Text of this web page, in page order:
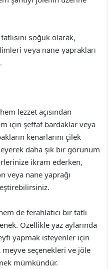
soğuk olarak,
veya nane yaprakları
lezzet açısından
için şeffaf bardaklar veya
kenarlarını çilek
daha şık bir görünüm
ikram ederken,
veya nane yaprağı
de ferahlatıcı bir tatlı
Özellikle yaz aylarında
yapmak isteyenler için
seçenekleri ve jöle
mümkündür.